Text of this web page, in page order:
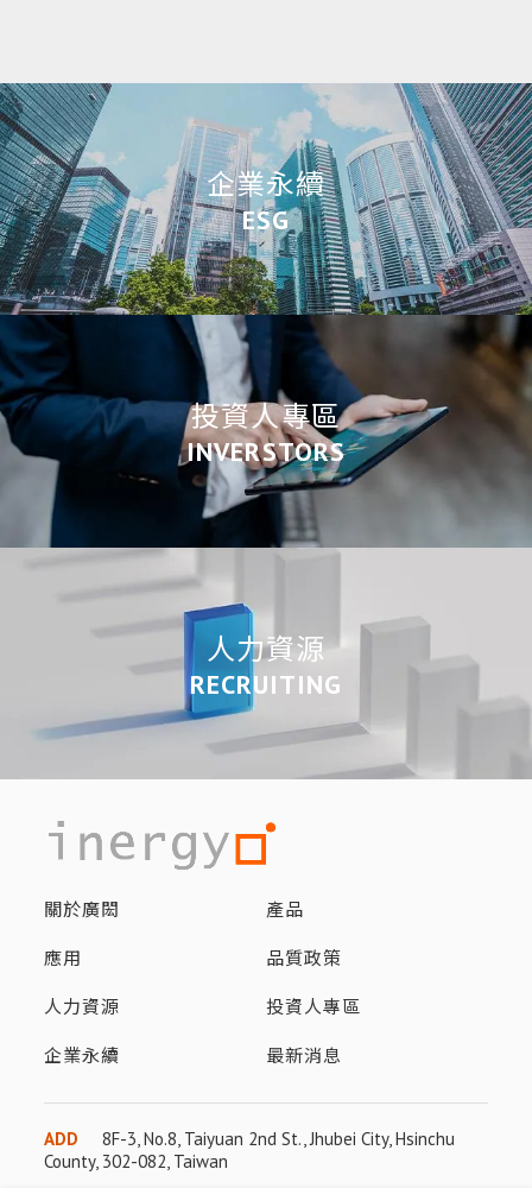
企業永續
ESG
投資人專區
INVERSTORS
人力資源
RECRUITING
關於廣閎 產品
應用 品質政策
人力資源 投資人專區
企業永續 最新消息
ADD
8F-3, No.8, Taiyuan 2nd St., Jhubei City, Hsinchu
County, 302-082, Taiwan